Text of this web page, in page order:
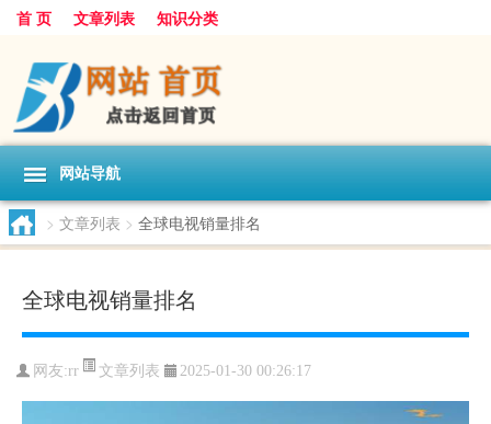
首 页 文章列表 知识分类
网站导航
> 文章列表 > 全球电视销量排名
全球电视销量排名
网友:rr 文章列表 2025-01-30 00:26:17